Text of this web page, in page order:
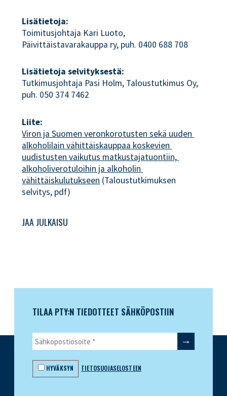
Lisätietoja:
Toimitusjohtaja Kari Luoto,
Päivittäistavarakauppa ry, puh. 0400 688 708
Lisätietoja selvityksestä:
Tutkimusjohtaja Pasi Holm, Taloustutkimus Oy,
puh. 050 374 7462
Liite:
Viron ja Suomen veronkorotusten sekä uuden
alkoholilain vähittäiskauppaa koskevien
uudistusten vaikutus matkustajatuontiin,
alkoholiverotuloihin ja alkoholin
vähittäiskulutukseen (Taloustutkimuksen
selvitys, pdf)
JAA JULKAISU
TILAA PTY:N TIEDOTTEET SÄHKÖPOSTIIN
HYVÄKSYN TIETOSUOJASELOSTEEN